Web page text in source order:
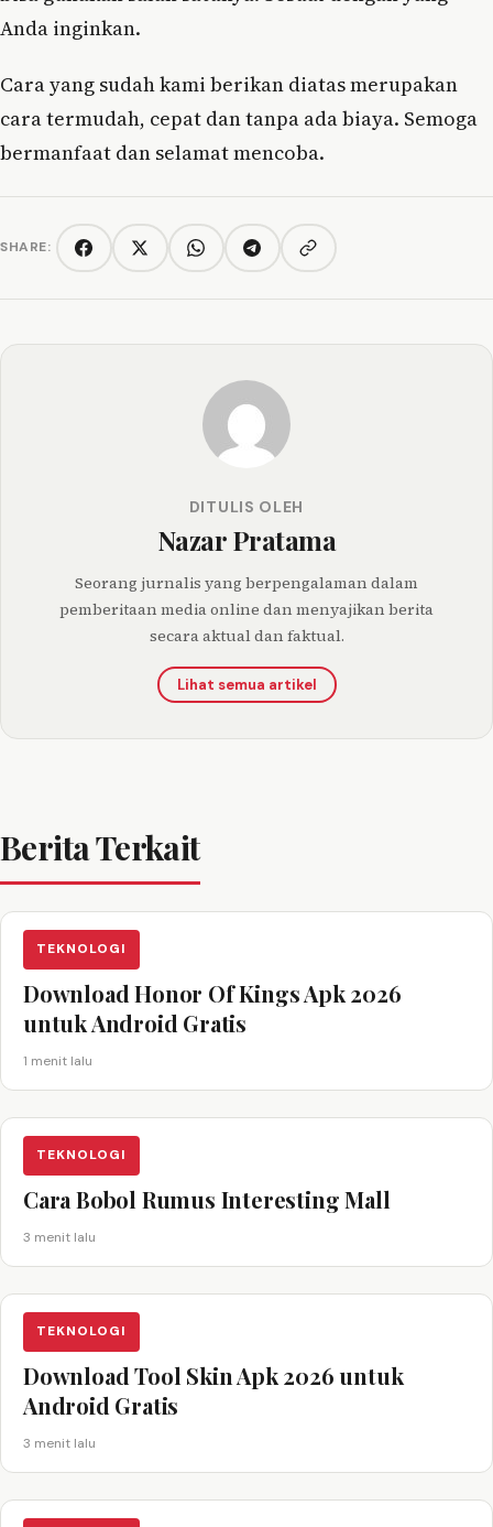
Anda inginkan.
Cara yang sudah kami berikan diatas merupakan
cara termudah, cepat dan tanpa ada biaya. Semoga
bermanfaat dan selamat mencoba.
SHARE: FacebookTwitter/XWhatsAppTelegramCopy link
DITULIS OLEH
Nazar Pratama
Seorang jurnalis yang berpengalaman dalam
pemberitaan media online dan menyajikan berita
secara aktual dan faktual.
Lihat semua artikel
Berita Terkait
TEKNOLOGI
Download Honor Of Kings Apk 2026
untuk Android Gratis
1 menit lalu
TEKNOLOGI
Cara Bobol Rumus Interesting Mall
3 menit lalu
TEKNOLOGI
Download Tool Skin Apk 2026 untuk
Android Gratis
3 menit lalu